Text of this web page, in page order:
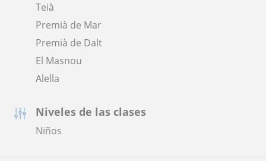
Teià
Premià de Mar
Premià de Dalt
El Masnou
Alella
Niveles de las clases
Niños